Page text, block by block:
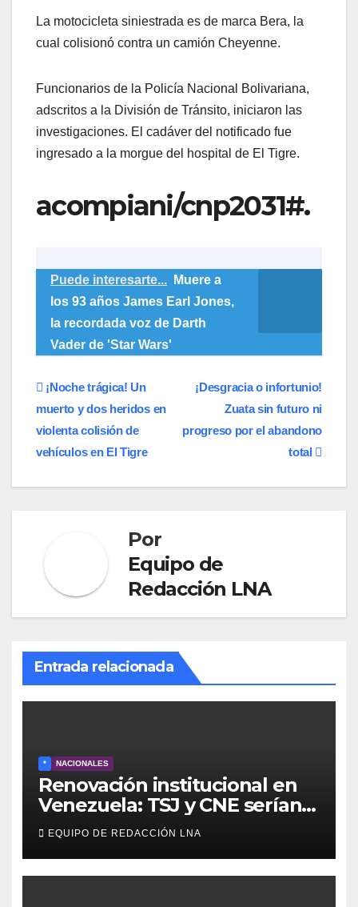
La motocicleta siniestrada es de marca Bera, la
cual colisionó contra un camión Cheyenne.
Funcionarios de la Policía Nacional Bolivariana,
adscritos a la División de Tránsito, iniciaron las
investigaciones. El cadáver del notificado fue
ingresado a la morgue del hospital de El Tigre.
acompiani/cnp2031#.
Puede interesarte...
Muere a
los 93 años James Earl Jones,
la recordada voz de Darth
Vader de 'Star Wars'
Navegación
de
entradas
​¡Desgracia o infortunio!
Zuata sin futuro ni
progreso por el abandono
total
​¡Noche trágica! Un
muerto y dos heridos en
violenta colisión de
vehículos en El Tigre
Por
Equipo de
Redacción LNA
Entrada relacionada
* NACIONALES
Renovación institucional en
Venezuela: TSJ y CNE serían
designados a finales de 2026
EQUIPO DE REDACCIÓN LNA